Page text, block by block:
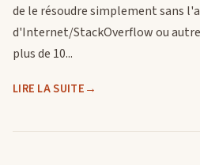
de le résoudre simplement sans
d'Internet/StackOverflow ou
plus de 10...
LIRE LA SUITE